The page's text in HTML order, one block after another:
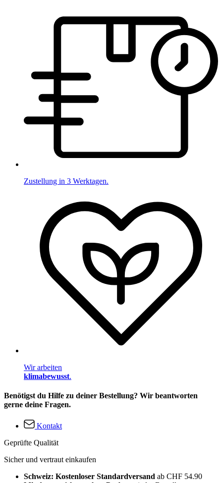
Zustellung in 3 Werktagen.
Wir arbeiten
klimabewusst.
Benötigst du Hilfe zu deiner Bestellung? Wir beantworten
gerne deine Fragen.
Kontakt
Geprüfte Qualität
Sicher und vertraut einkaufen
Schweiz: Kostenloser Standardversand ab CHF 54.90